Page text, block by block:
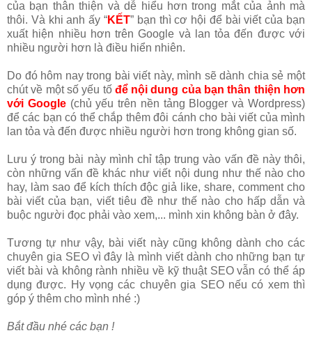
của bạn thân thiện và dễ hiểu hơn trong mắt của ảnh mà
thôi. Và khi anh ấy “KẾT” bạn thì cơ hội để bài viết của bạn
xuất hiện nhiều hơn trên Google và lan tỏa đến được với
nhiều người hơn là điều hiển nhiên.
Do đó hôm nay trong bài viết này, mình sẽ dành chia sẻ một
chút về một số yếu tố để nội dung của bạn thân thiện hơn
với Google(chủ yếu trên nền tảng Blogger và Wordpress)
để các bạn có thể chắp thêm đôi cánh cho bài viết của mình
lan tỏa và đến được nhiều người hơn trong không gian số.
Lưu ý trong bài này mình chỉ tập trung vào vấn đề này thôi,
còn những vấn đề khác như viết nội dung như thế nào cho
hay, làm sao để kích thích độc giả like, share, comment cho
bài viết của bạn, viết tiêu đề như thế nào cho hấp dẫn và
buộc người đọc phải vào xem,... mình xin không bàn ở đây.
Tương tự như vậy, bài viết này cũng không dành cho các
chuyên gia SEO vì đây là mình viết dành cho những bạn tự
viết bài và không rành nhiều về kỹ thuật SEO vẫn có thể áp
dụng được. Hy vọng các chuyên gia SEO nếu có xem thì
góp ý thêm cho mình nhé :)
Bắt đầu nhé các bạn !